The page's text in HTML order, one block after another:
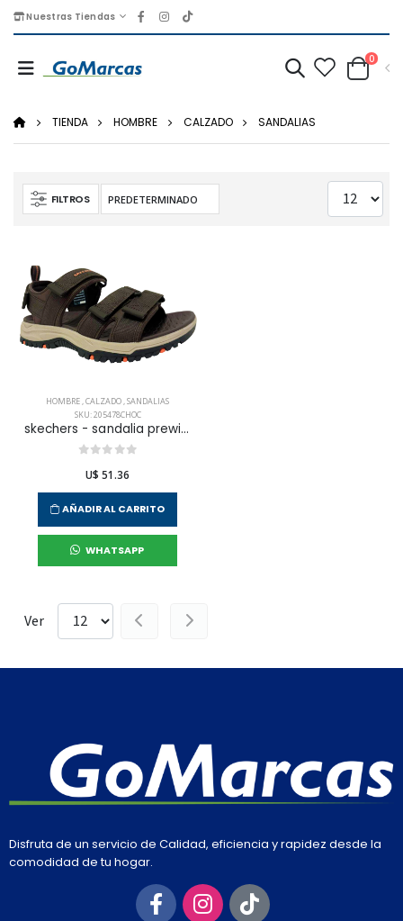
Nuestras Tiendas
0
TIENDA HOMBRE CALZADO SANDALIAS
FILTROS
HOMBRE,CALZADO,SANDALIAS
SKU: 205478CHOC
skechers - sandalia prewitt para hombre
U$ 51.36
AÑADIR AL CARRITO
WHATSAPP
Ver
Disfruta de un servicio de Calidad, eficiencia y rapidez desde la
comodidad de tu hogar.